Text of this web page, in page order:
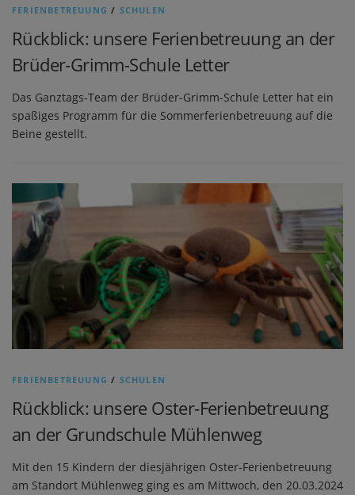
FERIENBETREUUNG / SCHULEN
Rückblick: unsere Ferienbetreuung an der
Brüder-Grimm-Schule Letter
Das Ganztags-Team der Brüder-Grimm-Schule Letter hat ein
spaßiges Programm für die Sommerferienbetreuung auf die
Beine gestellt.
FERIENBETREUUNG / SCHULEN
Rückblick: unsere Oster-Ferienbetreuung
an der Grundschule Mühlenweg
Mit den 15 Kindern der diesjährigen Oster-Ferienbetreuung
am Standort Mühlenweg ging es am Mittwoch, den 20.03.2024